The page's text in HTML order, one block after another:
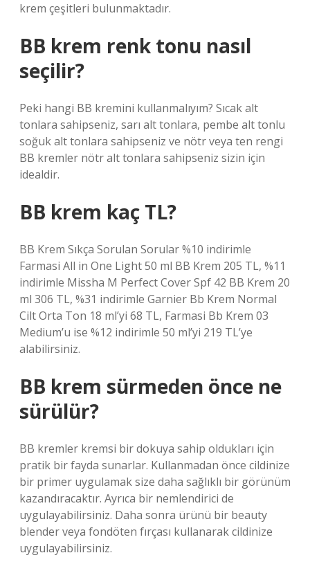
krem ​​çeşitleri bulunmaktadır.
BB krem renk tonu nasıl
seçilir?
Peki hangi BB kremini kullanmalıyım? Sıcak alt
tonlara sahipseniz, sarı alt tonlara, pembe alt tonlu
soğuk alt tonlara sahipseniz ve nötr veya ten rengi
BB kremler nötr alt tonlara sahipseniz sizin için
idealdir.
BB krem kaç TL?
BB Krem Sıkça Sorulan Sorular %10 indirimle
Farmasi All in One Light 50 ml BB Krem 205 TL, %11
indirimle Missha M Perfect Cover Spf 42 BB Krem 20
ml 306 TL, %31 indirimle Garnier Bb Krem Normal
Cilt Orta Ton 18 ml’yi 68 TL, Farmasi Bb Krem 03
Medium’u ise %12 indirimle 50 ml’yi 219 TL’ye
alabilirsiniz.
BB krem sürmeden önce ne
sürülür?
BB kremler kremsi bir dokuya sahip oldukları için
pratik bir fayda sunarlar. Kullanmadan önce cildinize
bir primer uygulamak size daha sağlıklı bir görünüm
kazandıracaktır. Ayrıca bir nemlendirici de
uygulayabilirsiniz. Daha sonra ürünü bir beauty
blender veya fondöten fırçası kullanarak cildinize
uygulayabilirsiniz.